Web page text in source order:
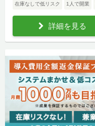
在庫なしで低リスク 1人で開業
詳細を見る